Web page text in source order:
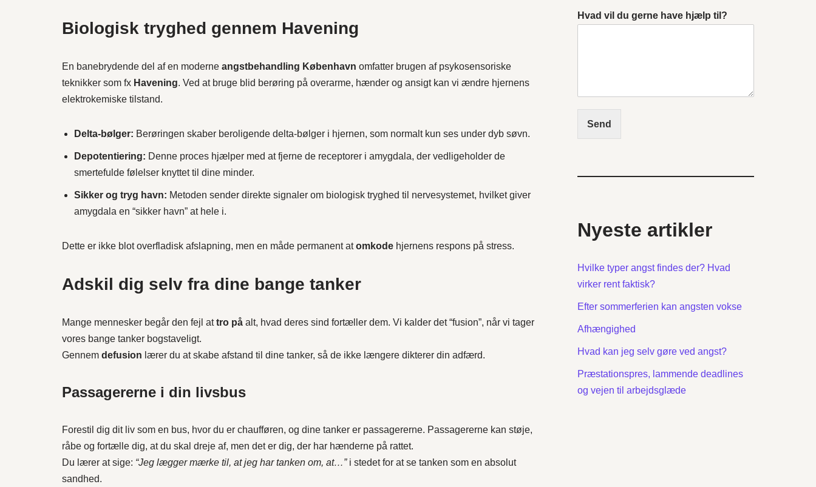
Biologisk tryghed gennem Havening
En banebrydende del af en moderne angstbehandling København omfatter brugen af psykosensoriske
teknikker som fx Havening. Ved at bruge blid berøring på overarme, hænder og ansigt kan vi ændre hjernens
elektrokemiske tilstand.
Delta-bølger: Berøringen skaber beroligende delta-bølger i hjernen, som normalt kun ses under dyb søvn.
Depotentiering: Denne proces hjælper med at fjerne de receptorer i amygdala, der vedligeholder de
smertefulde følelser knyttet til dine minder.
Sikker og tryg havn: Metoden sender direkte signaler om biologisk tryghed til nervesystemet, hvilket giver
amygdala en “sikker havn” at hele i.
Dette er ikke blot overfladisk afslapning, men en måde permanent atomkode hjernens respons på stress.
Adskil dig selv fra dine bange tanker
Mange mennesker begår den fejl attro på alt, hvad deres sind fortæller dem. Vi kalder det “fusion”, når vi tager
vores bange tanker bogstaveligt.
Gennem defusion lærer du at skabe afstand til dine tanker, så de ikke længere dikterer din adfærd.
Passagererne i din livsbus
Forestil dig dit liv som en bus, hvor du er chaufføren, og dine tanker er passagererne. Passagererne kan støje,
råbe og fortælle dig, at du skal dreje af, men det er dig, der har hænderne på rattet.
Du lærer at sige: “Jeg lægger mærke til, at jeg har tanken om, at…”i stedet for at se tanken som en absolut
sandhed.
Hvad vil du gerne have hjælp til?
Send
Nyeste artikler
Hvilke typer angst findes der? Hvad
virker rent faktisk?
Efter sommerferien kan angsten vokse
Afhængighed
Hvad kan jeg selv gøre ved angst?
Præstationspres, lammende deadlines
og vejen til arbejdsglæde